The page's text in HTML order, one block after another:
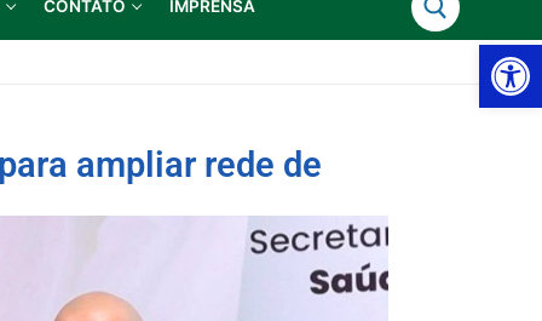
CONTATO IMPRENSA
ampliar rede de